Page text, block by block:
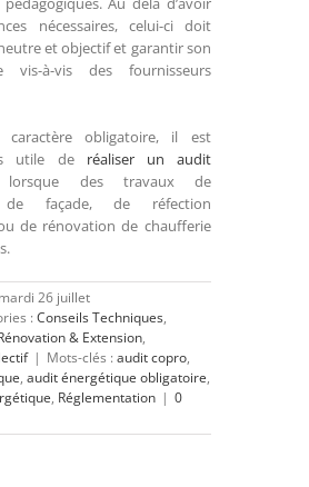
nécessaires, celui-ci doit
et objectif et garantir son
vis-à-vis des fournisseurs
obligatoire, il est
utile de réaliser un audit
lorsque des travaux de
de façade, de réfection
de rénovation de chaufferie
mardi 26 juillet
:Conseils Techniques,
& Extension,
| Mots-clés :audit copro,
,audit énergétique obligatoire,
, Réglementation | 0